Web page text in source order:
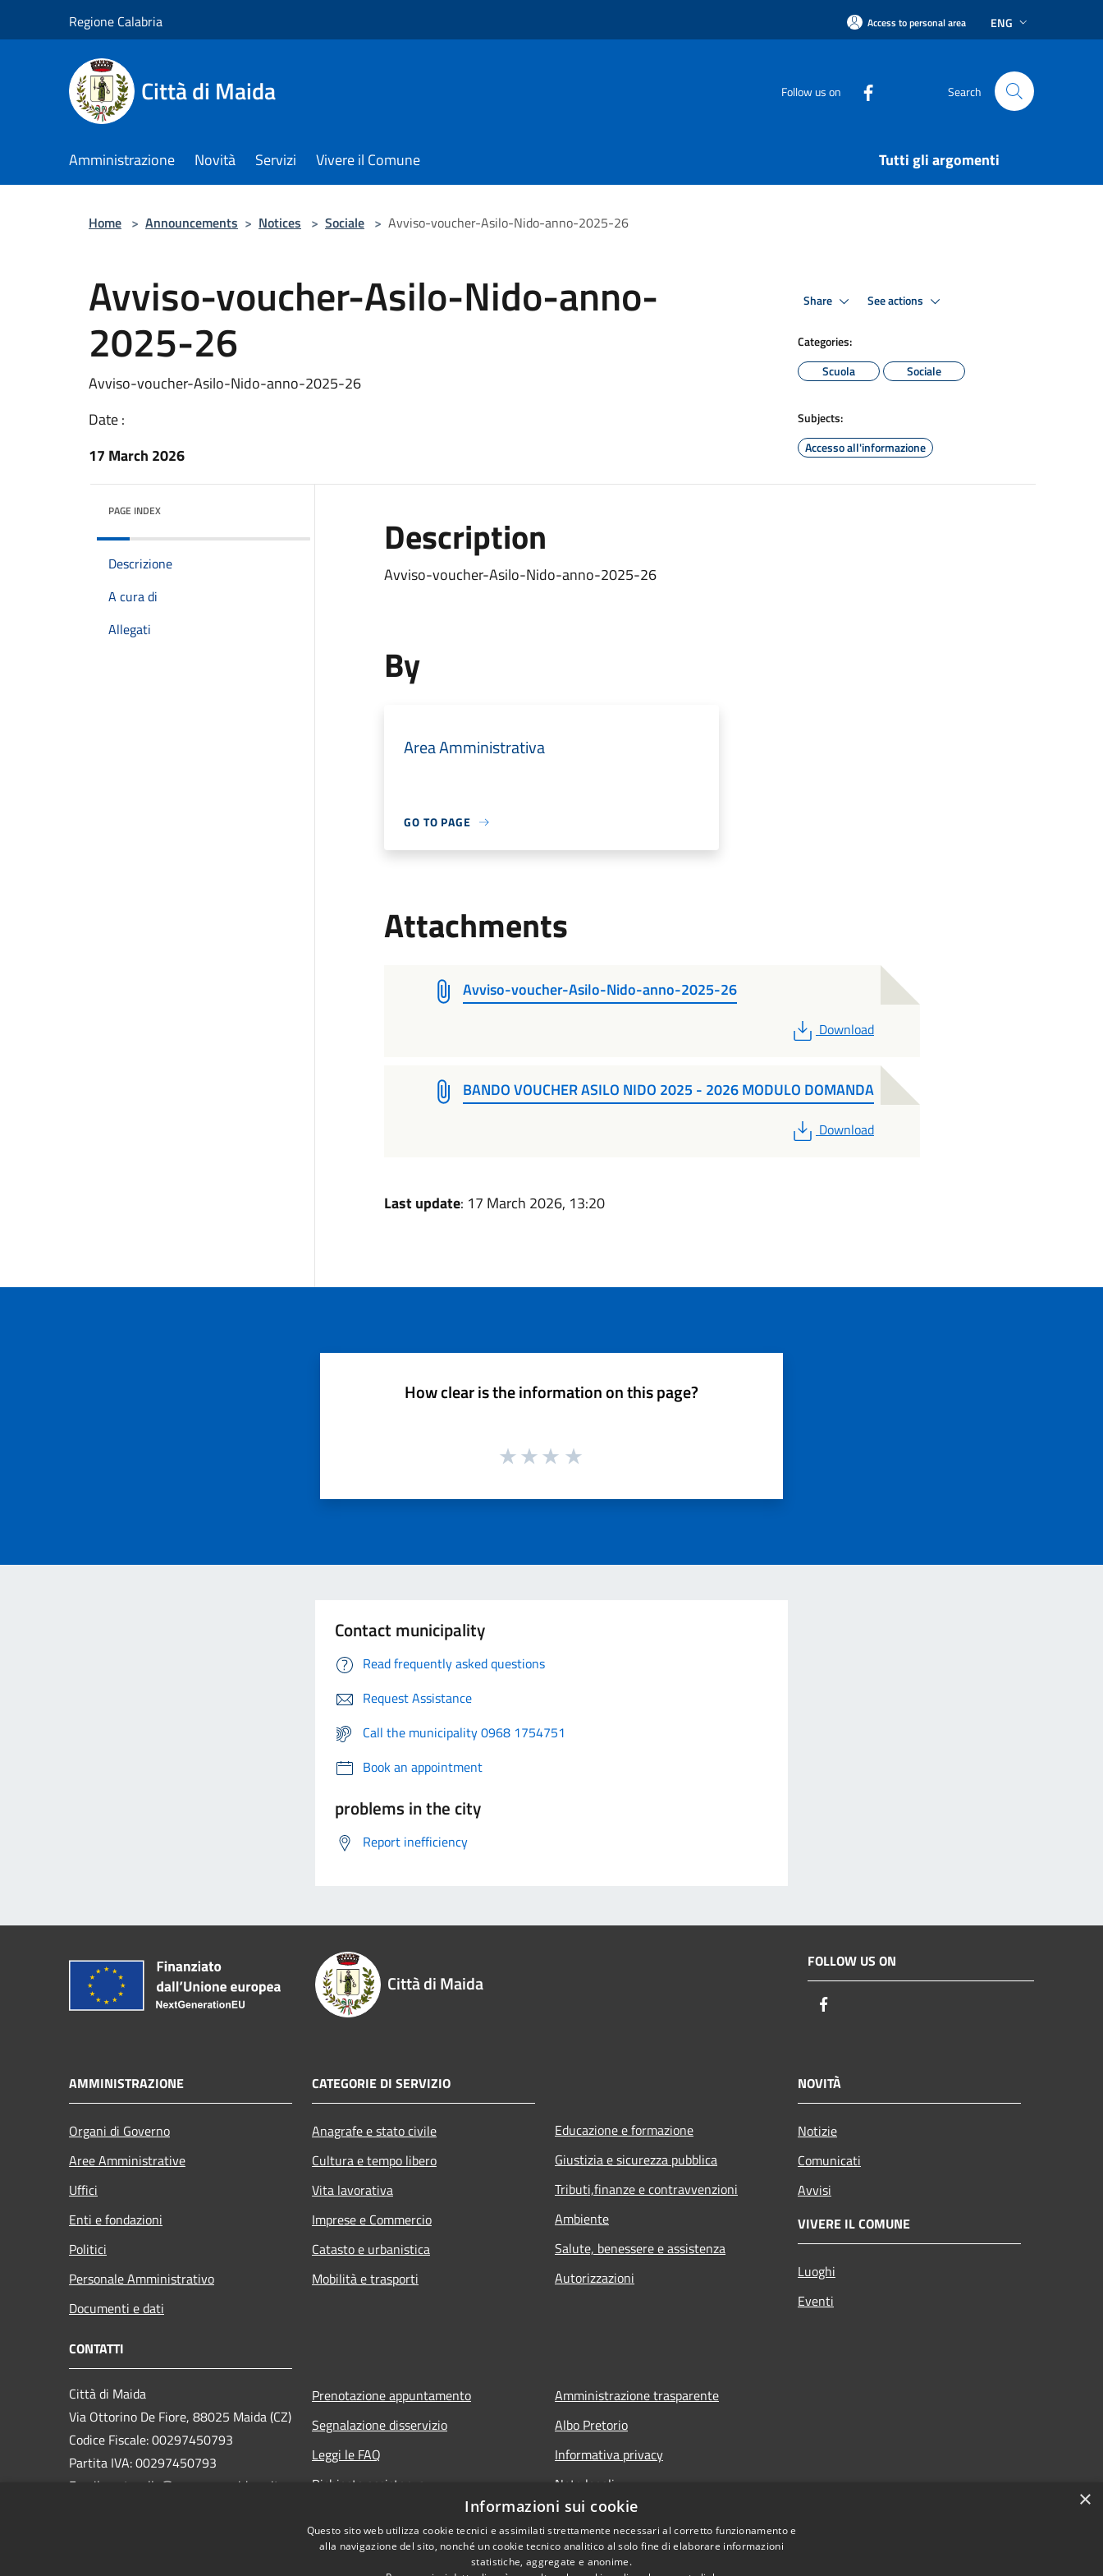
Regione Calabria Access to personal area ENG
Città di Maida Follow us on Search
Amministrazione Novità Servizi Vivere il Comune Tutti gli argomenti
Home > Announcements > Notices > Sociale > Avviso-voucher-Asilo-Nido-anno-2025-26
Avviso-voucher-Asilo-Nido-anno-
2025-26
Avviso-voucher-Asilo-Nido-anno-2025-26
Date :
17 March 2026
Share See actions
Categories:
Scuola
Sociale
Subjects:
Accesso all'informazione
PAGE INDEX
Descrizione
A cura di
Allegati
Description
Avviso-voucher-Asilo-Nido-anno-2025-26
By
Area Amministrativa
GO TO PAGE
Attachments
Avviso-voucher-Asilo-Nido-anno-2025-26
PDF
Download
BANDO VOUCHER ASILO NIDO 2025 - 2026 MODULO DOMANDA
PDF
Download
Last update: 17 March 2026, 13:20
How clear is the information on this page?
Contact municipality
Read frequently asked questions
Request Assistance
Call the municipality 0968 1754751
Book an appointment
problems in the city
Report inefficiency
Città di Maida
FOLLOW US ON
AMMINISTRAZIONE
Organi di Governo
Aree Amministrative
Uffici
Enti e fondazioni
Politici
Personale Amministrativo
Documenti e dati
CATEGORIE DI SERVIZIO
Anagrafe e stato civile
Cultura e tempo libero
Vita lavorativa
Imprese e Commercio
Catasto e urbanistica
Mobilità e trasporti
Educazione e formazione
Giustizia e sicurezza pubblica
Tributi,finanze e contravvenzioni
Ambiente
Salute, benessere e assistenza
Autorizzazioni
NOVITÀ
Notizie
Comunicati
Avvisi
VIVERE IL COMUNE
Luoghi
Eventi
CONTATTI
Città di Maida
Via Ottorino De Fiore, 88025 Maida (CZ)
Codice Fiscale: 00297450793
Partita IVA: 00297450793
Email: protocollo@comune.maida.cz.it
Prenotazione appuntamento
Segnalazione disservizio
Leggi le FAQ
Richiesta assistenza
Amministrazione trasparente
Albo Pretorio
Informativa privacy
Note legali
Dichiarazione di accessibilità
×
Informazioni sui cookie
Questo sito web utilizza cookie tecnici e assimilati strettamente necessari al corretto funzionamento e
alla navigazione del sito, nonché un cookie tecnico analitico al solo fine di elaborare informazioni
statistiche, aggregate e anonime.